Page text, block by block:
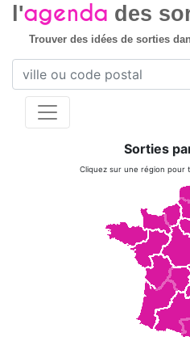
l'agenda des
Trouver des idées de sorties
Sorties
Cliquez sur une région pour